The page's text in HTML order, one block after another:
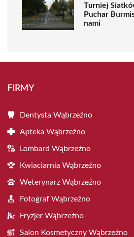
Turniej
Puchar
nami
FIRMY
Dentysta Wąbrzeźno
Apteka Wąbrzeźno
Lombard Wąbrzeźno
Kwiaciarnia Wąbrzeźno
Weterynarz Wąbrzeźno
Fotograf Wąbrzeźno
Fryzjer Wąbrzeźno
Salon Kosmetyczny Wąbrzeźno